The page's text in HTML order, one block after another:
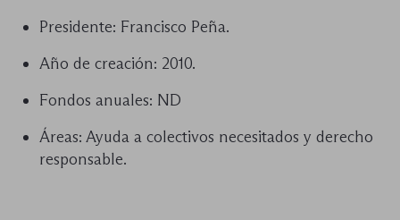
Presidente: Francisco Peña.
Año de creación: 2010.
Fondos anuales: ND
Áreas: Ayuda a colectivos necesitados y derecho
responsable.